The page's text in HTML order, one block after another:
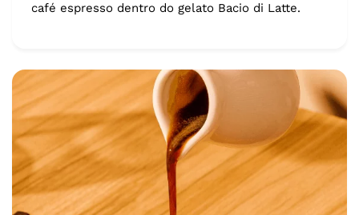
café espresso dentro do gelato Bacio di Latte.